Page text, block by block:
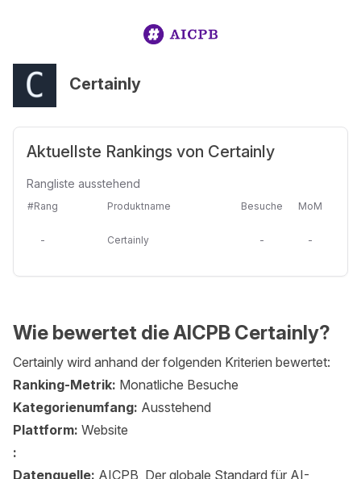
Certainly
Aktuellste Rankings von Certainly
Rangliste ausstehend
#Rang Produktname Besuche MoM
- Certainly - -
Wie bewertet die AICPB Certainly?
Certainly wird anhand der folgenden Kriterien bewertet:
Ranking-Metrik: Monatliche Besuche
Kategorienumfang: Ausstehend
Plattform: Website
:
Datenquelle: AICPB, Der globale Standard für AI-